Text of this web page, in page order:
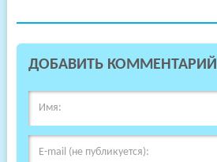
ДОБАВИТЬ КОММЕНТАРИЙ